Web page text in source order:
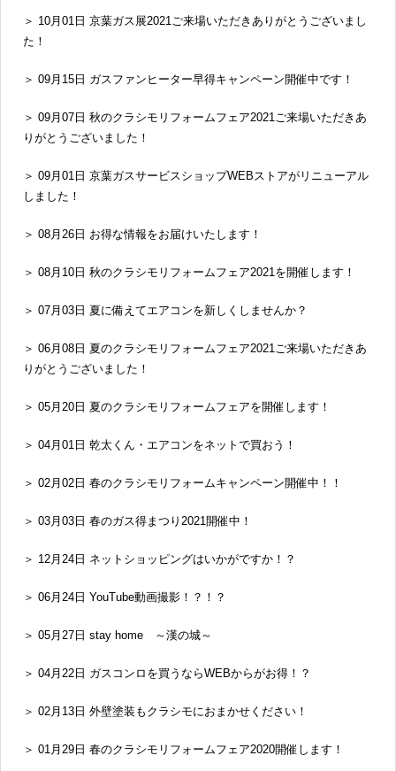
＞ 10月01日 京葉ガス展2021ご来場いただきありがとうございまし
た！
＞ 09月15日 ガスファンヒーター早得キャンペーン開催中です！
＞ 09月07日 秋のクラシモリフォームフェア2021ご来場いただきあ
りがとうございました！
＞ 09月01日 京葉ガスサービスショップWEBストアがリニューアル
しました！
＞ 08月26日 お得な情報をお届けいたします！
＞ 08月10日 秋のクラシモリフォームフェア2021を開催します！
＞ 07月03日 夏に備えてエアコンを新しくしませんか？
＞ 06月08日 夏のクラシモリフォームフェア2021ご来場いただきあ
りがとうございました！
＞ 05月20日 夏のクラシモリフォームフェアを開催します！
＞ 04月01日 乾太くん・エアコンをネットで買おう！
＞ 02月02日 春のクラシモリフォームキャンペーン開催中！！
＞ 03月03日 春のガス得まつり2021開催中！
＞ 12月24日 ネットショッピングはいかがですか！？
＞ 06月24日 YouTube動画撮影！？！？
＞ 05月27日 stay home ～漢の城～
＞ 04月22日 ガスコンロを買うならWEBからがお得！？
＞ 02月13日 外壁塗装もクラシモにおまかせください！
＞ 01月29日 春のクラシモリフォームフェア2020開催します！